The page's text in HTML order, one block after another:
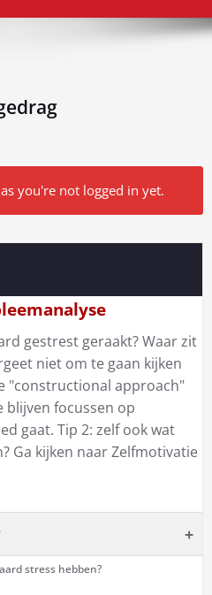
you're not logged in yet.
gestrest geraakt? Waar zit
niet om te gaan kijken
"constructional approach"
blijven focussen op
gaat. Tip 2: zelf ook wat
Ga kijken naar Zelfmotivatie
+
stress hebben?